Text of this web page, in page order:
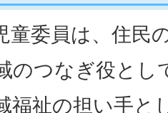
童委員は、住民
のつなぎ役とし
福祉の担い手と